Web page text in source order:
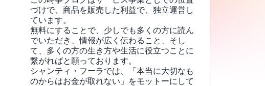
づけで、商品を販売した利益で、独立運営し
ています。
無料にすることで、少しでも多くの方に読ん
でいただき、情報が広く伝わること、そし
て、 多くの方の生き方や生活に役立つことに
繋がればと願っております。
シャンティ・フーラでは、「本当に大切なも
のからはお金が取れない」をモットーにして